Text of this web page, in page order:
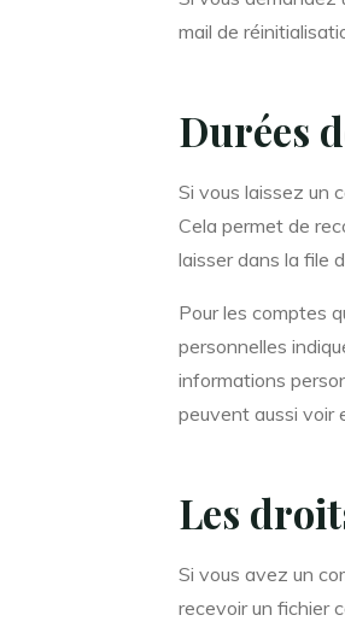
mail de
Durées
Si vous laissez un
Cela permet de
laisser dans la file
Pour les comptes
personnelles
informations
peuvent aussi voir
Les
Si vous avez un
recevoir un fichier